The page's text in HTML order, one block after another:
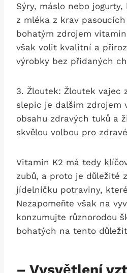
Sýry, máslo nebo
z mléka z krav
bohatým zdrojem
však volit kvalitní a
výrobky bez přidaných
3. Žloutek: Žloutek vajec
slepic je dalším zdrojem
obsahu zdravých tuků a
skvělou volbou pro
Vitamin K2 má tedy
zubů, a proto je důležité
jídelníčku potraviny,
Nezapomeňte však na
konzumujte různorodou
bohatých na tento
– Vysvětlení